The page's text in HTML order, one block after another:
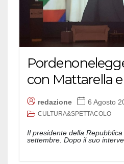
con Mattarella
redazione 6 Agosto
CULTURA&SPETTACOLO
Il presidente della
settembre. Dopo il suo